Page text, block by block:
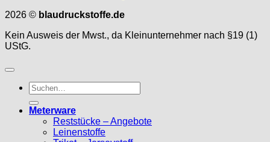
2026 © blaudruckstoffe.de
Kein Ausweis der Mwst., da Kleinunternehmer nach §19 (1)
UStG.
Suche
nach:
Meterware
Reststücke – Angebote
Leinenstoffe